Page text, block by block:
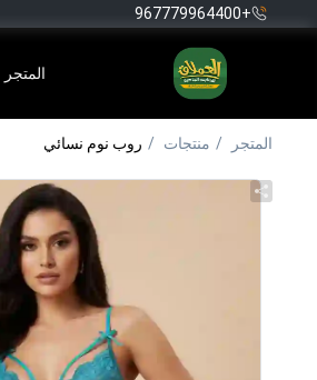
+967779964400
المتجر
المتجر منتجات روب نوم نسائي